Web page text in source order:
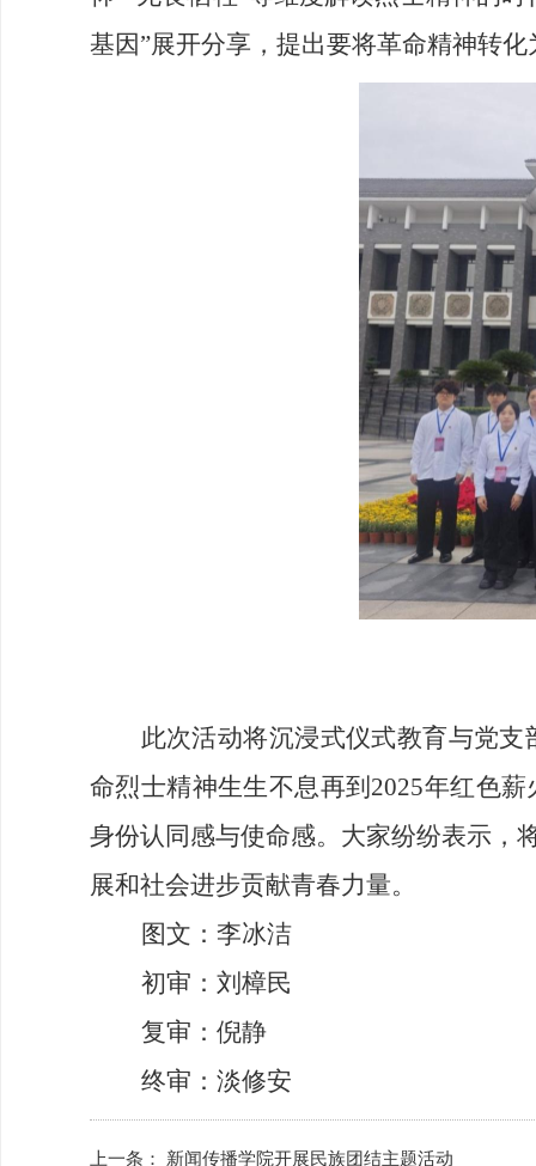
基因”展开分享，提出要将革命精神转
此次活动将沉浸式仪式教育与党
命烈士精神生生不息再到2025年红色
身份认同感与使命感。大家纷纷表示，
展和社会进步贡献青春力量。
图文：李冰洁
初审：刘樟民
复审：倪静
终审：淡修安
上一条： 新闻传播学院开展民族团结主题活动